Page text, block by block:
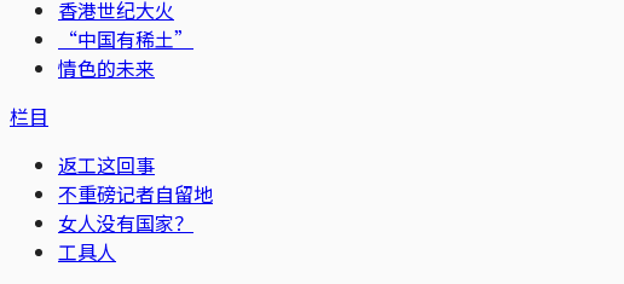
香港世纪大火
“中国有稀土”
情色的未来
栏目
返工这回事
不重磅记者自留地
女人没有国家？
工具人